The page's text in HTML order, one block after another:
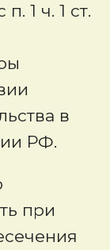
1 ч. 1 ст.
в
РФ.
при